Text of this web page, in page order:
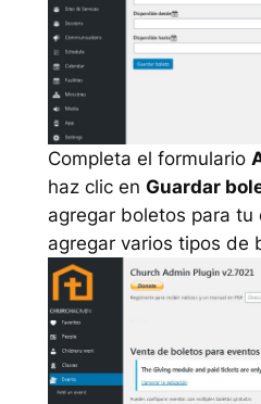
Completa el formulario
haz clic en Guardar
agregar boletos para tu
agregar varios tipos de